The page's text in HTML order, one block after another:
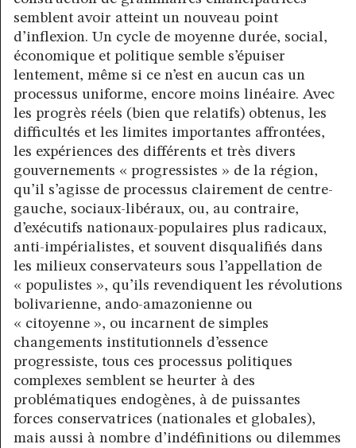
semblent avoir atteint un nouveau point
d’inflexion. Un cycle de moyenne durée, social,
économique et politique semble s’épuiser
lentement, même si ce n’est en aucun cas un
processus uniforme, encore moins linéaire. Avec
les progrès réels (bien que relatifs) obtenus, les
difficultés et les limites importantes affrontées,
les expériences des différents et très divers
gouvernements « progressistes » de la région,
qu’il s’agisse de processus clairement de centre-
gauche, sociaux-libéraux, ou, au contraire,
d’exécutifs nationaux-populaires plus radicaux,
anti-impérialistes, et souvent disqualifiés dans
les milieux conservateurs sous l’appellation de
« populistes », qu’ils revendiquent les révolutions
bolivarienne, ando-amazonienne ou
« citoyenne », ou incarnent de simples
changements institutionnels d’essence
progressiste, tous ces processus politiques
complexes semblent se heurter à des
problématiques endogènes, à de puissantes
forces conservatrices (nationales et globales),
mais aussi à nombre d’indéfinitions ou dilemmes